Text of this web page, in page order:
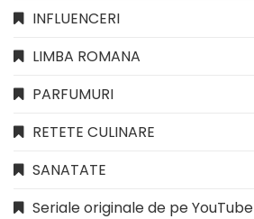
INFLUENCERI
LIMBA ROMANA
PARFUMURI
RETETE CULINARE
SANATATE
Seriale originale de pe YouTube